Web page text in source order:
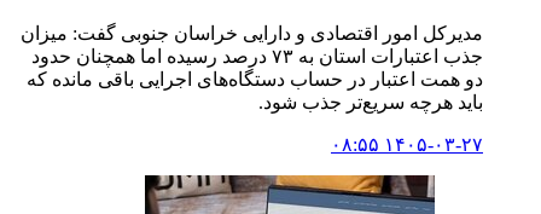
مدیرکل امور اقتصادی و دارایی خراسان جنوبی گفت: میزان
جذب اعتبارات استان به ۷۳ درصد رسیده اما همچنان حدود
دو همت اعتبار در حساب دستگاه‌های اجرایی باقی مانده که
باید هرچه سریع‌تر جذب شود.
۱۴۰۵-۰۳-۲۷ ۰۸:۵۵